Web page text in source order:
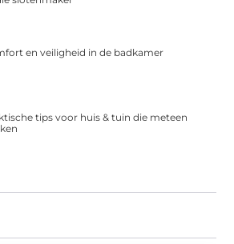
en veiligheid in de badkamer
tips voor huis & tuin die meteen